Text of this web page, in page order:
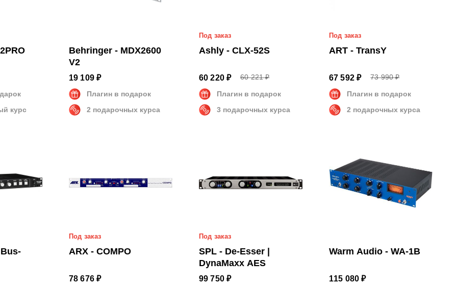
курс
Behringer - MDX2600
V2
19 109 ₽
Плагин в подарок
2 подарочных курса
Под заказ
Ashly - CLX-52S
60 220 ₽ 60 221 ₽
Плагин в подарок
3 подарочных курса
Под заказ
ART - TransY
67 592 ₽ 73 990 ₽
Плагин в подарок
2 подарочных курса
Под заказ
ARX - COMPO
78 676 ₽
Под заказ
SPL - De-Esser |
DynaMaxx AES
99 750 ₽
Warm Audio - WA-1B
115 080 ₽